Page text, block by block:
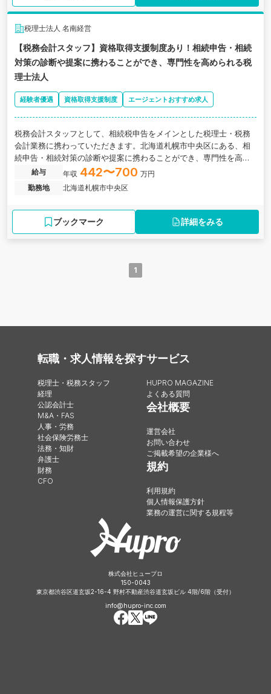
税理士法人 名南経営
【税務会計スタッフ】資格取得支援制度あり！相続申告・相続
対策の診断や提案に携わることができ、専門性を高められる税
理士法人
経験者優遇 資格取得支援制度 エージェントおすすめ求人
税務会計スタッフとして、相続税申告をメインとした税理士・税務
会計業務に携わっていただきます。北海道札幌市中央区にある、相
続申告・相続対策の診断や提案に携わることができ、専門性を高め
られる税理士法人の求人です。
給与 年収 442〜700 万円
勤務地
北海道札幌市中央区
ブックマーク 詳細をみる
1
転職・求人情報を探す
税理士・税務スタッフ
経理
公認会計士
M&A・FAS
人事・労務
社会保険労務士
法務・知財
弁護士
財務
CFO
サービス
HUPRO MAGAZINE
よくある質問
会社概要
運営会社
お問い合わせ
ご掲載希望の企業様へ
規約
利用規約
個人情報保護方針
業務の運営に関する規程等
株式会社ヒュープロ
150-0043
東京都渋谷区道玄坂2-16-4 野村不動産渋谷道玄坂ビル 4階/6階（受付）
info@hupro-inc.com